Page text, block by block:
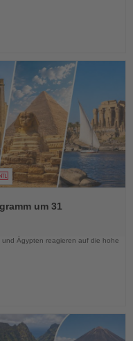
um 31
Ägypten reagieren auf die hohe